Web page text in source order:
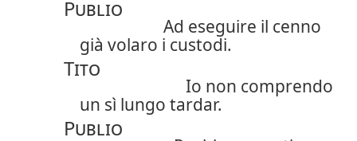
Publio
Ad eseguire il cenno
già volaro i custodi.
Tito
Io non comprendo
un sì lungo tardar.
Publio